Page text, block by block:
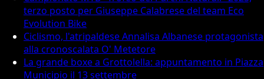
terzo posto per Giuseppe Calabrese del team Eco
Evolution Bike
Ciclismo, l'atripaldese Annalisa Albanese protagonista
alla cronoscalata O' Metetore
La grande boxe a Grottolella: appuntamento in Piazza
Municipio il 13 settembre